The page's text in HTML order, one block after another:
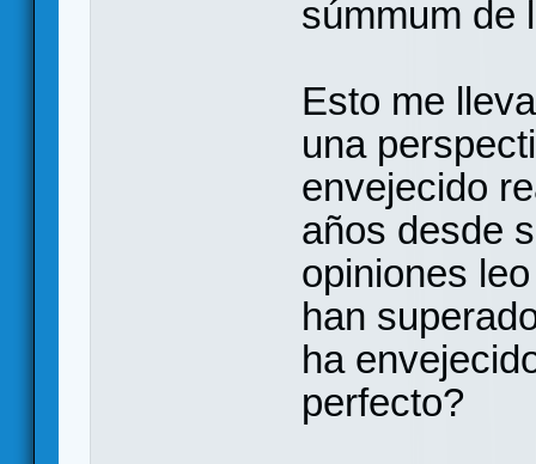
súmmum de
Esto me
una
envejecido
años desde
opiniones
han
ha
perfecto?